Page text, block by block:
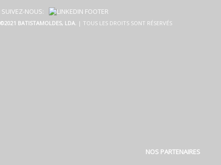
SUIVEZ-NOUS:
©2021 BATISTAMOLDES, LDA. | TOUS LES DROITS SONT RÉSERVÉS
NOS PARTENAIRES